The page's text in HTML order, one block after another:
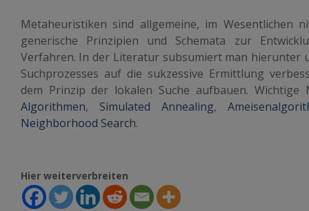
Metaheuristiken sind allgemeine, im Wesentlichen
generische Prinzipien und Schemata zur
Verfahren. In der Literatur subsumiert man hierunter
Suchprozesses auf die sukzessive Ermittlung
dem Prinzip der lokalen Suche aufbauen.
Algorithmen, Simulated Annealing,
Neighborhood Search.
Hier weiterverbreiten